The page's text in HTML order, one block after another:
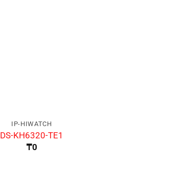
IP-HIWATCH
DS-KH6320-TE1
₸0